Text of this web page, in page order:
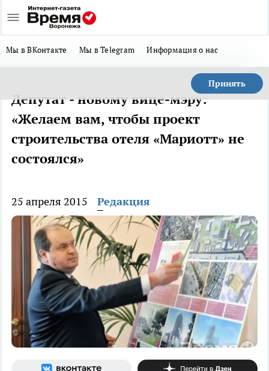
Мы в ВКонтакте Мы в Telegram Информация о нас
Принять
Депутат - новому вице-мэру:
«Желаем вам, чтобы проект
строительства отеля «Мариотт» не
состоялся»
25 апреля 2015 Редакция